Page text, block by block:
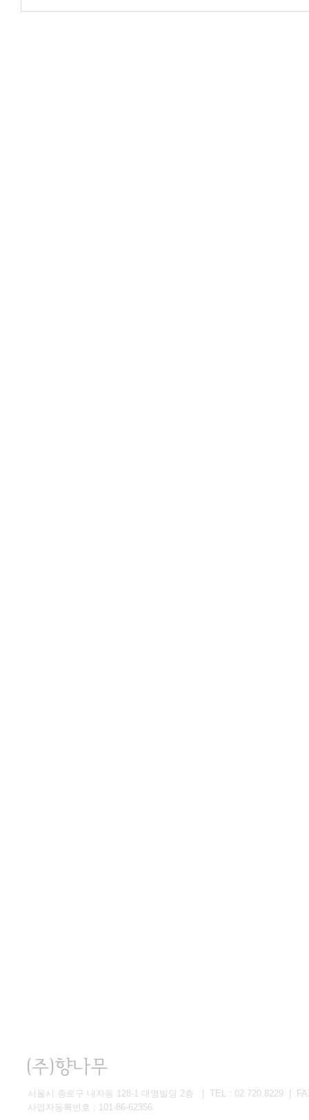
서울시 종로구 내자동 128-1 대영빌딩 2층 | TEL : 02.720.8229 |
사업자등록번호 : 101-86-62356